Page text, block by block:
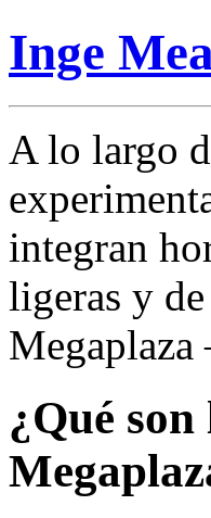
Inge
A lo largo
integran
ligeras y
¿Qué